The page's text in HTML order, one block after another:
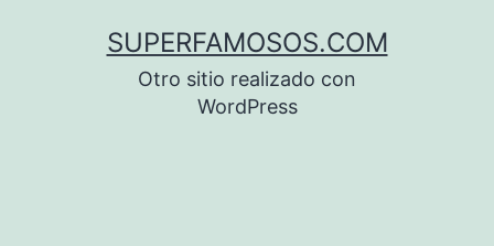
SUPERFAMOSOS.COM
Otro sitio realizado con
WordPress